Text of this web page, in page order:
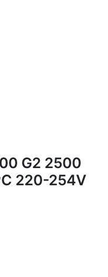
G2 2500
220-254V